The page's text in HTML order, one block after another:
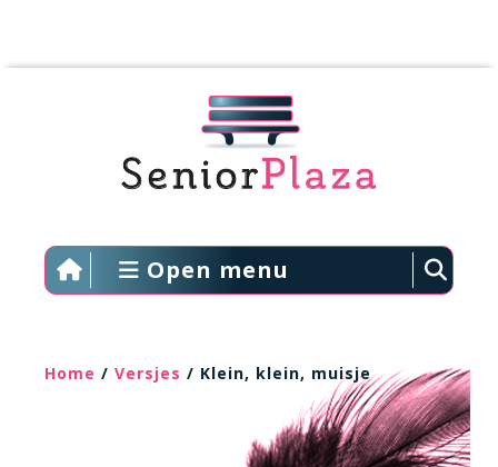
Open menu
Home / Versjes / Klein, klein, muisje